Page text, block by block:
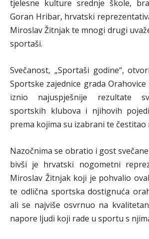
tjelesne kulture srednje škole,
Goran Hribar, hrvatski
Miroslav Žitnjak te mnogi drugi
sportaši.
Svečanost, „Sportaši godine“,
Sportske zajednice grada
iznio najuspješnije rezultate
sportskih klubova i njihovih
prema kojima su izabrani te čestitao
Nazočnima se obratio i gost
bivši je hrvatski nogometni
Miroslav Žitnjak koji je pohvalio
te odlična sportska dostignuća
ali se najviše osvrnuo na
napore ljudi koji rade u sportu s